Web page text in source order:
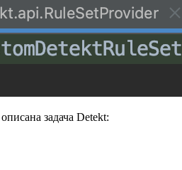
задача Detekt: